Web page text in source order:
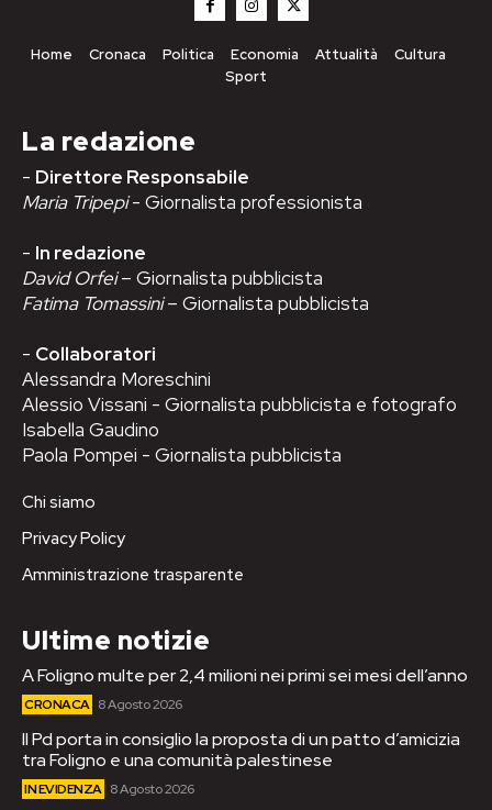
Home Cronaca Politica Economia Attualità
Cultura
Sport
La redazione
- Direttore Responsabile
Maria Tripepi- Giornalista professionista
- In redazione
David Orfei– Giornalista pubblicista
Fatima Tomassini– Giornalista pubblicista
- Collaboratori
Alessandra Moreschini
Alessio Vissani - Giornalista pubblicista e fotografo
Isabella Gaudino
Paola Pompei - Giornalista pubblicista
Chi siamo
Privacy Policy
Amministrazione trasparente
Ultime notizie
A Foligno multe per 2,4 milioni nei primi sei mesi dell’anno
CRONACA 8 Agosto 2026
Il Pd porta in consiglio la proposta di un patto d’amicizia
tra Foligno e una comunità palestinese
IN EVIDENZA 8 Agosto 2026